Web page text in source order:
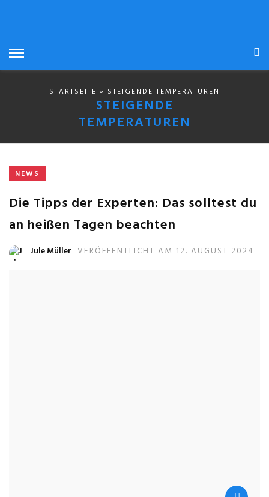
STARTSEITE » STEIGENDE TEMPERATUREN
STEIGENDE
TEMPERATUREN
NEWS
Die Tipps der Experten: Das solltest du
an heißen Tagen beachten
Jule Müller VERÖFFENTLICHT AM 12. AUGUST 2024